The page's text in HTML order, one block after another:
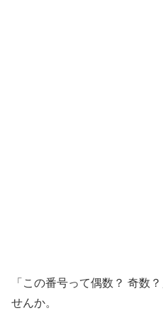
「この番号って偶数？ 奇数
せんか。